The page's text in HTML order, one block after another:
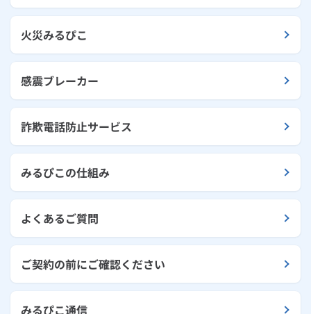
火災みるぴこ
感震ブレーカー
詐欺電話防止サービス
みるぴこの仕組み
よくあるご質問
ご契約の前にご確認ください
みるぴこ通信